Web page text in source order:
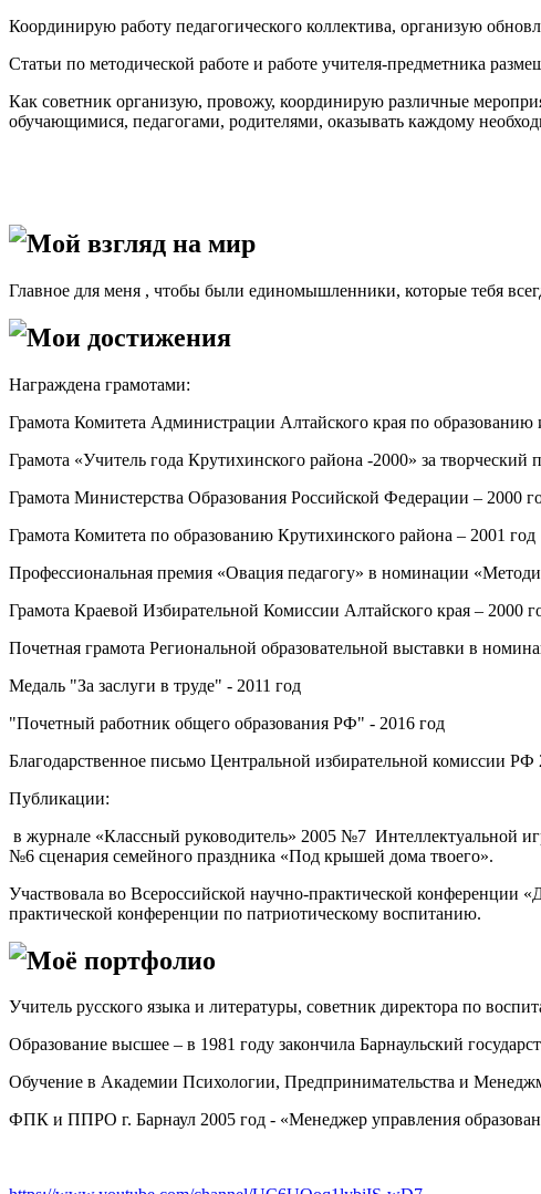
Координирую работу педагогического коллектива, организую
Статьи по методической работе и работе учителя-предметника
Как советник организую, провожу, координирую различные
обучающимися, педагогами, родителями, оказывать каждому
Мой взгляд на мир
Главное для меня , чтобы были единомышленники, которые тебя
Мои достижения
Награждена грамотами:
Грамота Комитета Администрации Алтайского края по
Грамота «Учитель года Крутихинского района -2000» за творческий
Грамота Министерства Образования Российской Федерации – 2000
Грамота Комитета по образованию Крутихинского района – 2001 год
Профессиональная премия «Овация педагогу» в номинации
Грамота Краевой Избирательной Комиссии Алтайского края – 2000
Почетная грамота Региональной образовательной выставки в
Медаль "За заслуги в труде" - 2011 год
"Почетный работник общего образования РФ" - 2016 год
Благодарственное письмо Центральной избирательной комиссии РФ
Публикации:
в журнале «Классный руководитель» 2005 №7 Интеллектуальной
№6 сценария семейного праздника «Под крышей дома твоего».
Участвовала во Всероссийской научно-практической конференции
практической конференции по патриотическому воспитанию.
Моё портфолио
Учитель русского языка и литературы, советник директора по
Образование высшее – в 1981 году закончила Барнаульский
Обучение в Академии Психологии, Предпринимательства и
ФПК и ППРО г. Барнаул 2005 год - «Менеджер управления